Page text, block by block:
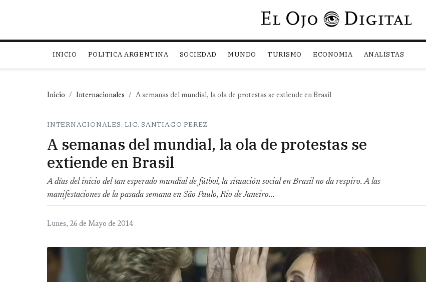
Pasar al contenido principal
INICIO POLITICA ARGENTINA SOCIEDAD MUNDO TURISMO ECONOMIA ANALISTAS
Inicio Internacionales A semanas del mundial, la ola de protestas se extiende en Brasil
INTERNACIONALES: LIC. SANTIAGO PEREZ
A semanas del mundial, la ola de protestas se
extiende en Brasil
A días del inicio del tan esperado mundial de fútbol, la situación social en Brasil no da respiro. A las
manifestaciones de la pasada semana en São Paulo, Rio de Janeiro...
Lunes, 26 de Mayo de 2014